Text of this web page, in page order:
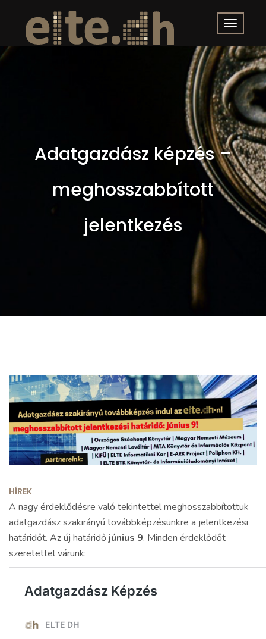
Adatgazdász képzés –
meghosszabbított
jelentkezés
HÍREK
A nagy érdeklődésre való tekintettel meghosszabbítottuk
adatgazdász szakirányú továbbképzésünkre a jelentkezési
határidőt. Az új határidő június 9. Minden érdeklődőt
szeretettel várunk: